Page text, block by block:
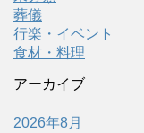
葬儀
行楽・イベント
食材・料理
アーカイブ
2026年8月